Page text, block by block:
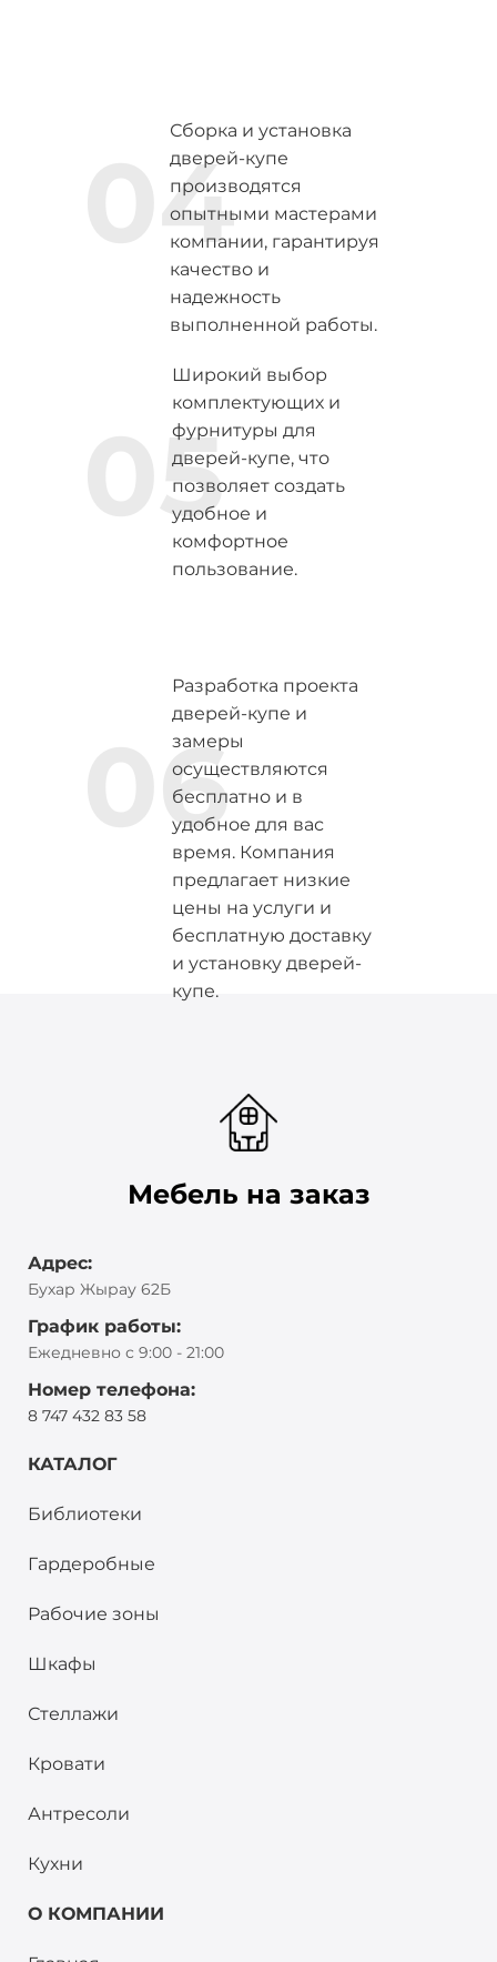
Сборка и установка
дверей-купе
производятся
опытными мастерами
компании, гарантируя
качество и
надежность
выполненной работы.
Широкий выбор
комплектующих и
фурнитуры для
дверей-купе, что
позволяет создать
удобное и
комфортное
пользование.
Разработка проекта
дверей-купе и
замеры
осуществляются
бесплатно и в
удобное для вас
время. Компания
предлагает низкие
цены на услуги и
бесплатную доставку
и установку дверей-
купе.
04
05
06
Мебель на заказ
Адрес:
Бухар Жырау 62Б
График работы:
Ежедневно с 9:00 - 21:00
Номер телефона:
8 747 432 83 58
КАТАЛОГ
Библиотеки
Гардеробные
Рабочие зоны
Шкафы
Стеллажи
Кровати
Антресоли
Кухни
О КОМПАНИИ